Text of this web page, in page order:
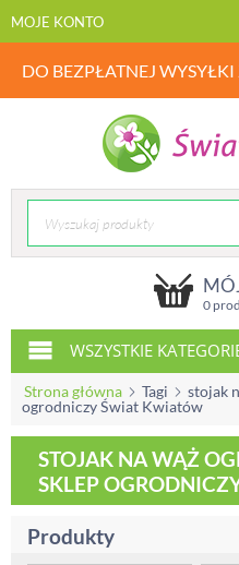
MOJE KONTO
DO BEZPŁATNEJ
0
WSZYSTKIE
Strona główna Tagi
stojak
ogrodniczy Świat Kwiatów
STOJAK NA WĄŻ
SKLEP
Produkty